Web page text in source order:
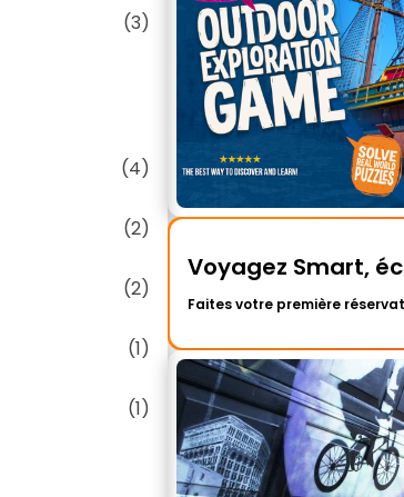
(3)
(4)
(2)
(2)
(1)
(1)
Voyagez Smart,
Faites votre première